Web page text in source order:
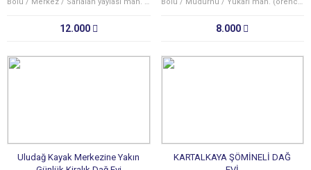
12.000 8.000
Uludağ Kayak Merkezine Yakın
KARTALKAYA ŞÖMİNELİ DAĞ